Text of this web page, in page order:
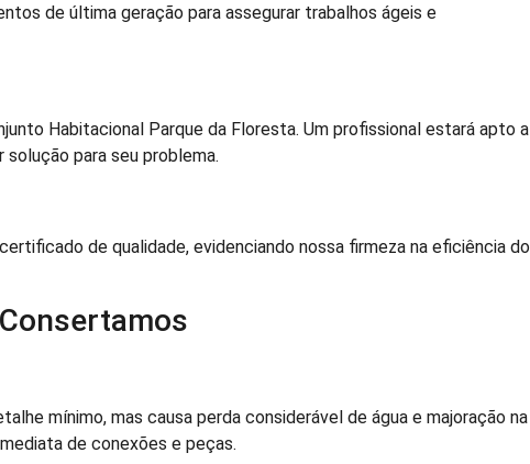
de última geração para assegurar trabalhos ágeis e
Habitacional Parque da Floresta. Um profissional estará apto a
para seu problema.
de qualidade, evidenciando nossa firmeza na eficiência do
mínimo, mas causa perda considerável de água e majoração na
de conexões e peças.